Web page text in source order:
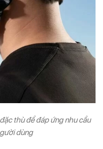
thù để đáp ứng nhu cầu
dùng